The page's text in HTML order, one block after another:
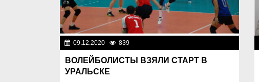
09.12.2020 839
ВОЛЕЙБОЛИСТЫ ВЗЯЛИ СТАРТ В
УРАЛЬСКЕ